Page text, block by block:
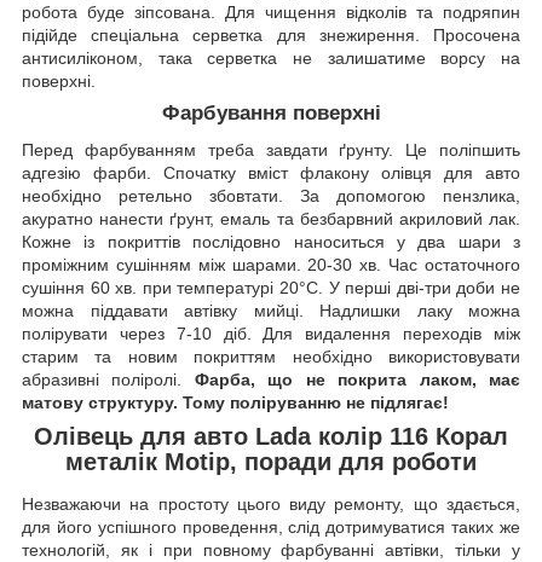
робота буде зіпсована. Для чищення відколів та подряпин
підійде спеціальна серветка для знежирення. Просочена
антисиліконом, така серветка не залишатиме ворсу на
поверхні.
Фарбування поверхні
Перед фарбуванням треба завдати ґрунту. Це поліпшить
адгезію фарби. Спочатку вміст флакону олівця для авто
необхідно ретельно збовтати. За допомогою пензлика,
акуратно нанести ґрунт, емаль та безбарвний акриловий лак.
Кожне із покриттів послідовно наноситься у два шари з
проміжним сушінням між шарами. 20-30 хв. Час остаточного
сушіння 60 хв. при температурі 20°C. У перші дві-три доби не
можна піддавати автівку мийці. Надлишки лаку можна
полірувати через 7-10 діб. Для видалення переходів між
старим та новим покриттям необхідно використовувати
абразивні поліролі. Фарба, що не покрита лаком, має
матову структуру. Тому поліруванню не підлягає!
Олівець для авто Lada колір 116 Корал
металік Motip, поради для роботи
Незважаючи на простоту цього виду ремонту, що здається,
для його успішного проведення, слід дотримуватися таких же
технологій, як і при повному фарбуванні автівки, тільки у